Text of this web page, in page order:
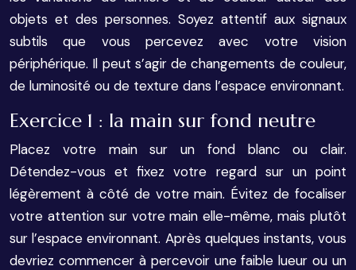
objets et des personnes. Soyez attentif aux signaux
subtils que vous percevez avec votre vision
périphérique. Il peut s’agir de changements de couleur,
de luminosité ou de texture dans l’espace environnant.
Exercice 1 : la main sur fond neutre
Placez votre main sur un fond blanc ou clair.
Détendez-vous et fixez votre regard sur un point
légèrement à côté de votre main. Évitez de focaliser
votre attention sur votre main elle-même, mais plutôt
sur l’espace environnant. Après quelques instants, vous
devriez commencer à percevoir une faible lueur ou un